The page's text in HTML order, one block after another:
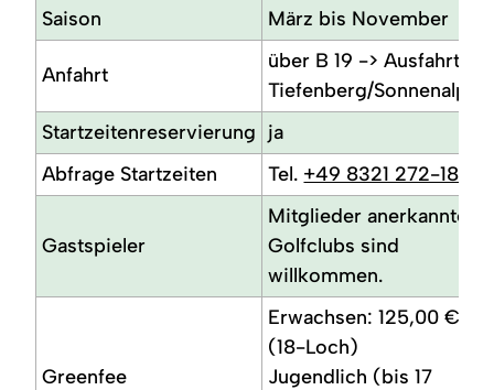
Saison
März bis November
Anfahrt
über B 19 -> Ausfahrt
Tiefenberg/Sonnenalp
Startzeitenreservierung ja
Abfrage Startzeiten
Tel. +49 8321 272-181
Gastspieler
Mitglieder anerkannter
Golfclubs sind
willkommen.
Greenfee
Erwachsen: 125,00 €
(18-Loch)
Jugendlich (bis 17